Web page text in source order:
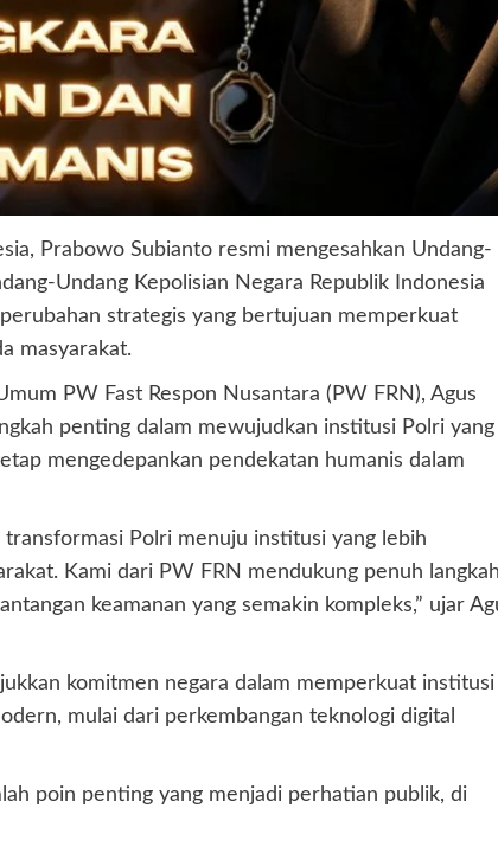
Prabowo Subianto resmi mengesahkan Undang-
Undang Kepolisian Negara Republik Indonesia
strategis yang bertujuan memperkuat
masyarakat.
PW Fast Respon Nusantara (PW FRN), Agus
penting dalam mewujudkan institusi Polri yang
mengedepankan pendekatan humanis dalam
Polri menuju institusi yang lebih
Kami dari PW FRN mendukung penuh
keamanan yang semakin kompleks,” ujar
komitmen negara dalam memperkuat institusi
mulai dari perkembangan teknologi digital
poin penting yang menjadi perhatian publik, di